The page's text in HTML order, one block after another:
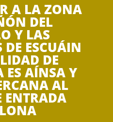
A LA ZONA
DEL
Y LAS
ESCUÁIN
DE
ES AÍNSA Y
AL
ENTRADA